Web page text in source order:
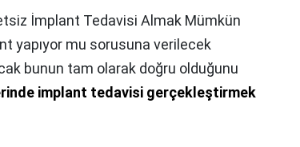
İmplant Tedavisi Almak Mümkün
yapıyor mu sorusuna verilecek
bunun tam olarak doğru olduğunu
implant tedavisi gerçekleştirmek